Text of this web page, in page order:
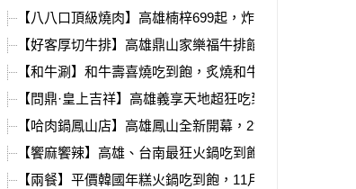
【八八口頂級燒肉】高雄楠梓699起，炸物、甜點、燒肉
【好客厚切牛排】高雄鼎山家樂福牛排館，炸雞、熱炒
【和牛涮】和牛壽喜燒吃到飽，炙燒和牛壽司、和牛咖
【問鼎·皇上吉祥】高雄義享天地超狂吃到飽，16種哈根
【哈肉鍋鳳山店】高雄鳳山全新開幕，298起火鍋自助吧
【饗麻饗辣】高雄、台南最狂火鍋吃到飽，草莓季聯名
【兩餐】平價韓國年糕火鍋吃到飽，11月活動4人同行